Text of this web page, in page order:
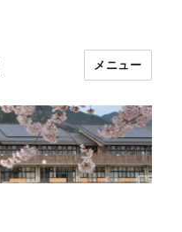
メニュー